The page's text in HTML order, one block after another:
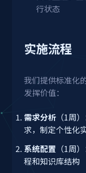
行状态
实施流程
我们提供标准化
发挥价值：
需求分析 （1周
求，制定个性化
系统配置 （1周
程和知识库结构